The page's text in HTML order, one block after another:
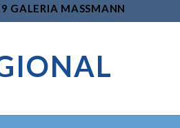
GALERIA MASSMANN